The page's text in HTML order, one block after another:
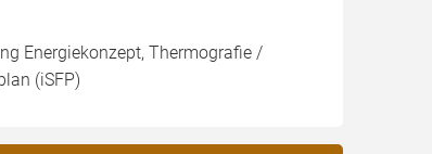
Energiekonzept, Thermografie /
(iSFP)